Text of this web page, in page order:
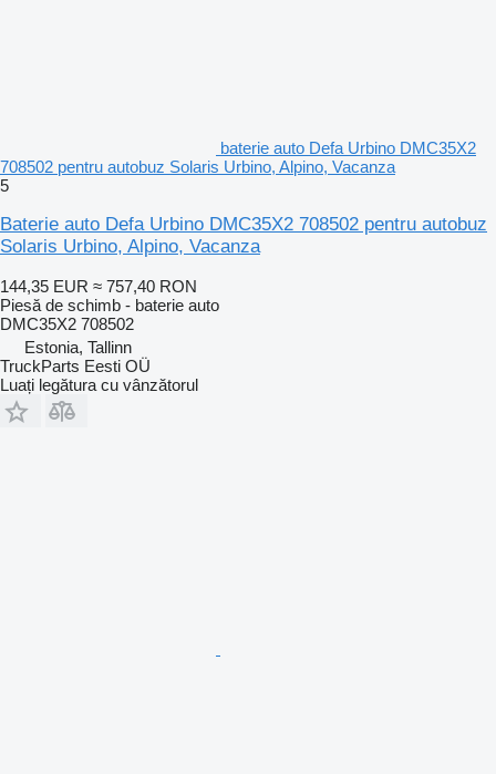
baterie auto Defa Urbino DMC35X2
708502 pentru autobuz Solaris Urbino, Alpino, Vacanza
5
Baterie auto Defa Urbino DMC35X2 708502 pentru autobuz
Solaris Urbino, Alpino, Vacanza
144,35 EUR ≈ 757,40 RON
Piesă de schimb - baterie auto
DMC35X2 708502
Estonia, Tallinn
TruckParts Eesti OÜ
Luați legătura cu vânzătorul